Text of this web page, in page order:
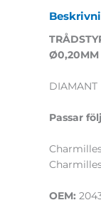
Ø0,20MM
DIAMANT
Passar
OEM: